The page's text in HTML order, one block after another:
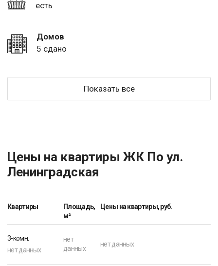
есть
Домов
5 сдано
Показать все
Цены на квартиры ЖК По ул.
Ленинградская
Квартиры
Площадь,
м²
Цены на квартиры, руб.
3-комн.
нет данных
нет
данных
нет данных